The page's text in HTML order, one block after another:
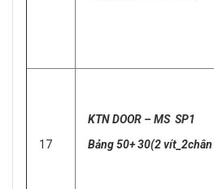
17
KTN DOOR – MS SP1
Bảng 50+ 30(2